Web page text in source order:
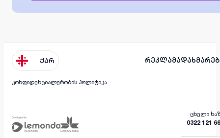
ქარ რეკლამა
კონფიდენციალურობის პოლიტიკა
ცხელი
0322 121